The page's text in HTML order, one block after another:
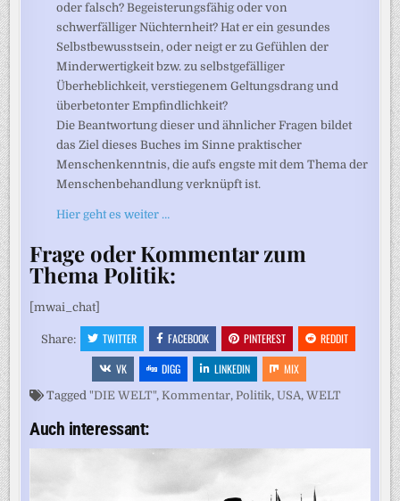
oder falsch? Begeisterungsfähig oder von
schwerfälliger Nüchternheit? Hat er ein gesundes
Selbstbewusstsein, oder neigt er zu Gefühlen der
Minderwertigkeit bzw. zu selbstgefälliger
Überheblichkeit, verstiegenem Geltungsdrang und
überbetonter Empfindlichkeit?
Die Beantwortung dieser und ähnlicher Fragen bildet
das Ziel dieses Buches im Sinne praktischer
Menschenkenntnis, die aufs engste mit dem Thema der
Menschenbehandlung verknüpft ist.
Hier geht es weiter …
Frage oder Kommentar zum
Thema Politik:
[mwai_chat]
Share: TWITTER FACEBOOK PINTEREST
REDDIT
VK
DIGG LINKEDIN MIX
Tagged"DIE WELT",Kommentar,Politik,USA,WELT
Auch interessant: